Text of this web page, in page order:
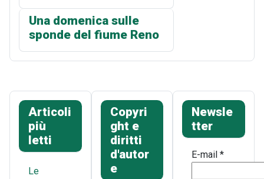
Una domenica sulle
sponde del fiume Reno
Articoli
più
letti
Le
Copyri
ght e
diritti
d'autor
e
Newsle
tter
E-mail*